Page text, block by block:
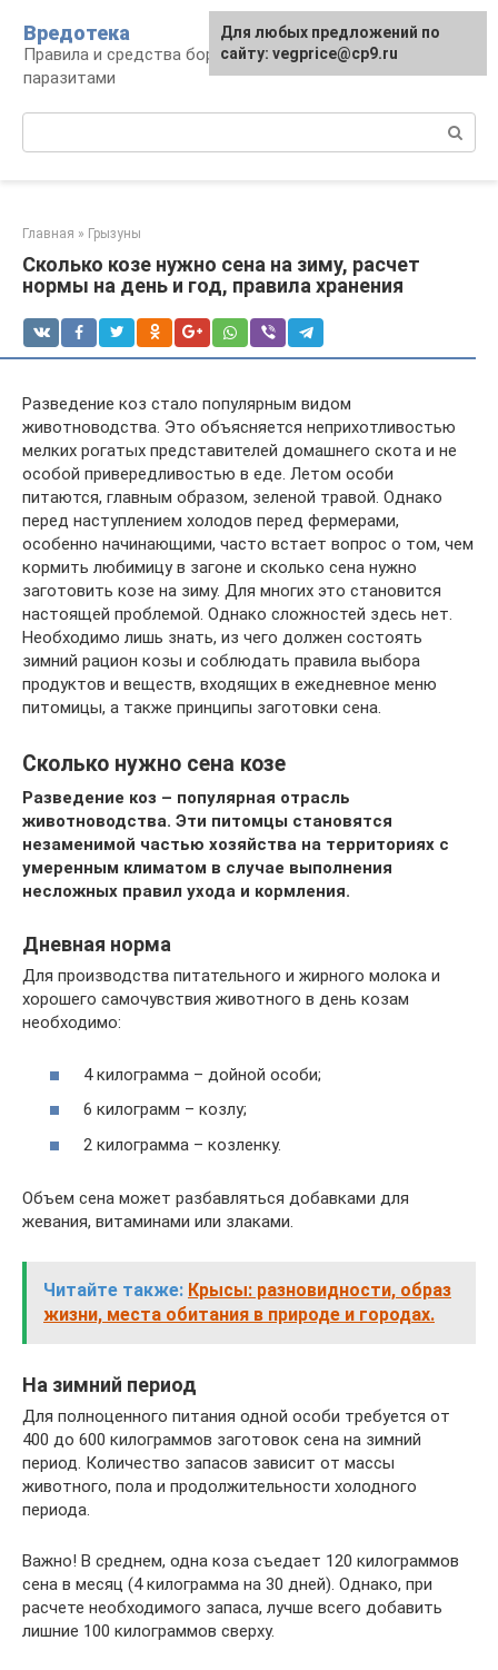
контенту
Вредотека
Правила и средства борьбы с вредителями и
паразитами
Главная » Грызуны
Сколько козе нужно сена на зиму, расчет
нормы на день и год, правила хранения
Разведение коз стало популярным видом
животноводства. Это объясняется неприхотливостью
мелких рогатых представителей домашнего скота и не
особой привередливостью в еде. Летом особи
питаются, главным образом, зеленой травой. Однако
перед наступлением холодов перед фермерами,
особенно начинающими, часто встает вопрос о том, чем
кормить любимицу в загоне и сколько сена нужно
заготовить козе на зиму. Для многих это становится
настоящей проблемой. Однако сложностей здесь нет.
Необходимо лишь знать, из чего должен состоять
зимний рацион козы и соблюдать правила выбора
продуктов и веществ, входящих в ежедневное меню
питомицы, а также принципы заготовки сена.
Сколько нужно сена козе
Разведение коз – популярная отрасль
животноводства. Эти питомцы становятся
незаменимой частью хозяйства на территориях с
умеренным климатом в случае выполнения
несложных правил ухода и кормления.
Дневная норма
Для производства питательного и жирного молока и
хорошего самочувствия животного в день козам
необходимо:
4 килограмма – дойной особи;
6 килограмм – козлу;
2 килограмма – козленку.
Объем сена может разбавляться добавками для
жевания, витаминами или злаками.
Читайте также: Крысы: разновидности, образ
жизни, места обитания в природе и городах.
На зимний период
Для полноценного питания одной особи требуется от
400 до 600 килограммов заготовок сена на зимний
период. Количество запасов зависит от массы
животного, пола и продолжительности холодного
периода.
Важно! В среднем, одна коза съедает 120 килограммов
сена в месяц (4 килограмма на 30 дней). Однако, при
расчете необходимого запаса, лучше всего добавить
лишние 100 килограммов сверху.
Для любых предложений по
сайту: vegprice@cp9.ru